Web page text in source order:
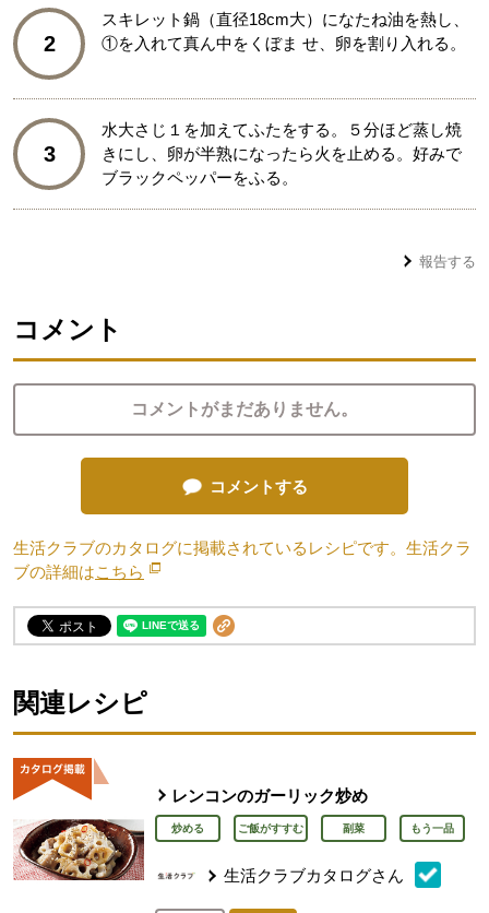
2
スキレット鍋（直径18cm大）になたね油を熱し、
①を入れて真ん中をくぼま せ、卵を割り入れる。
3
水大さじ１を加えてふたをする。５分ほど蒸し焼
きにし、卵が半熟になったら火を止める。好みで
ブラックペッパーをふる。
報告する
コメント
コメントがまだありません。
コメントする
生活クラブのカタログに掲載されているレシピです。生活クラ
ブの詳細はこちら 別のウィンドウで開きます。
関連レシピ
レンコンのガーリック炒め
炒める ご飯がすすむ 副菜 もう一品
生活クラブカタログさん